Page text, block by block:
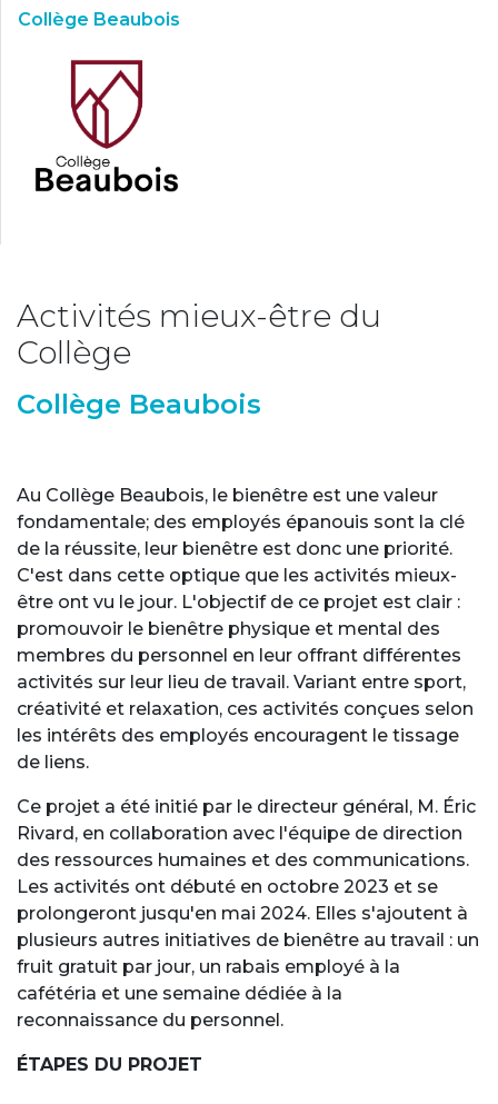
Collège Beaubois
Activités mieux-être du
Collège
Collège Beaubois
Au Collège Beaubois, le bienêtre est une valeur
fondamentale; des employés épanouis sont la clé
de la réussite, leur bienêtre est donc une priorité.
C'est dans cette optique que les activités mieux-
être ont vu le jour. L'objectif de ce projet est clair :
promouvoir le bienêtre physique et mental des
membres du personnel en leur offrant différentes
activités sur leur lieu de travail. Variant entre sport,
créativité et relaxation, ces activités conçues selon
les intérêts des employés encouragent le tissage
de liens.
Ce projet a été initié par le directeur général, M. Éric
Rivard, en collaboration avec l'équipe de direction
des ressources humaines et des communications.
Les activités ont débuté en octobre 2023 et se
prolongeront jusqu'en mai 2024. Elles s'ajoutent à
plusieurs autres initiatives de bienêtre au travail : un
fruit gratuit par jour, un rabais employé à la
cafétéria et une semaine dédiée à la
reconnaissance du personnel.
ÉTAPES DU PROJET